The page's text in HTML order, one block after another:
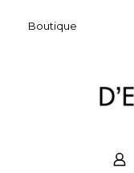
Boutique